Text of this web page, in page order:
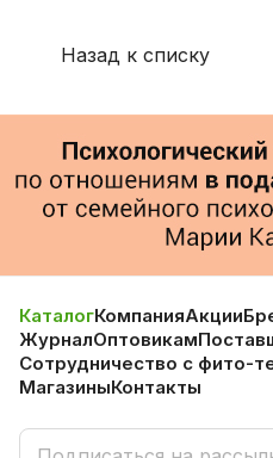
Назад к списку
КаталогКомпанияАкции
ЖурналОптовикам
Сотрудничество с фито-
МагазиныКонтакты